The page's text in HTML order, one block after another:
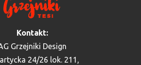
Kontakt:
Grzejniki Design
24/26 lok. 211,